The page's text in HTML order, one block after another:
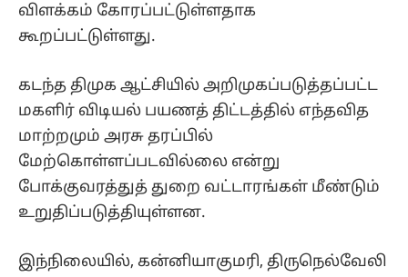
விளக்கம் கோரப்பட்டுள்ளதாக
கூறப்பட்டுள்ளது.
கடந்த திமுக ஆட்சியில் அறிமுகப்படுத்தப்பட்ட
மகளிர் விடியல் பயணத் திட்டத்தில் எந்தவித
மாற்றமும் அரசு தரப்பில்
மேற்கொள்ளப்படவில்லை என்று
போக்குவரத்துத் துறை வட்டாரங்கள் மீண்டும்
உறுதிப்படுத்தியுள்ளன.
இந்நிலையில், கன்னியாகுமரி, திருநெல்வேலி